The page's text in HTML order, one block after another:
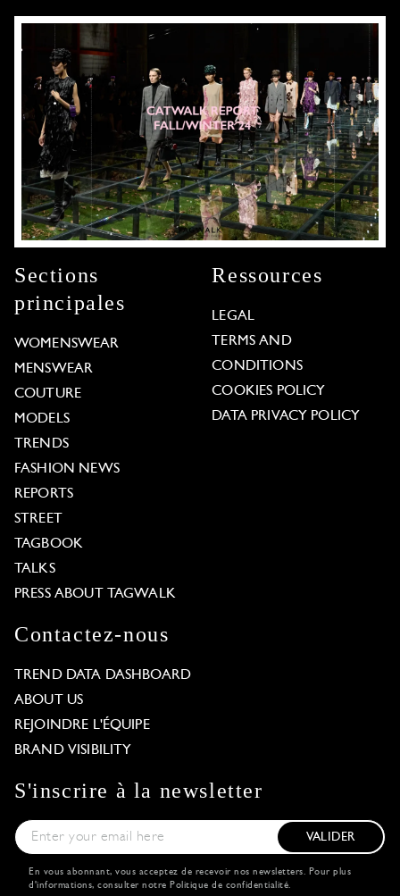
Sections
principales
WOMENSWEAR
MENSWEAR
COUTURE
MODELS
TRENDS
FASHION NEWS
REPORTS
STREET
TAGBOOK
TALKS
PRESS ABOUT TAGWALK
Ressources
LEGAL
TERMS AND
CONDITIONS
COOKIES POLICY
DATA PRIVACY POLICY
Contactez-nous
TREND DATA DASHBOARD
ABOUT US
REJOINDRE L'ÉQUIPE
BRAND VISIBILITY
S'inscrire à la newsletter
VALIDER
En vous abonnant, vous acceptez de recevoir nos newsletters. Pour plus
d'informations, consulter notre Politique de confidentialité.